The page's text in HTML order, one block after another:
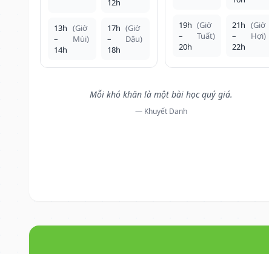
13h
–
14h
(Giờ
Mùi)
17h
–
18h
(Giờ
Dậu)
19h
–
20h
(Giờ
Tuất)
21h
–
22h
(Giờ
Hợi)
Mỗi khó khăn là một bài học quý giá.
— Khuyết Danh